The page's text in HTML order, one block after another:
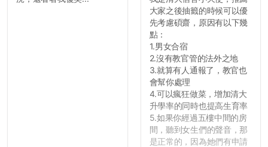
大家之後抽籤的時候可以優
先考慮碩齋，原因有以下幾
點：
1.男女合宿
2.沒有教官管的法外之地
3.就算有人通報了，教官也
會幫你處理
4.可以瘋狂做菜，增加清大
升學率的同時也提高生育率
5.如果你經過五樓中間的房
間，聽到女生們的聲音，那
是正常的，因為她們有申請